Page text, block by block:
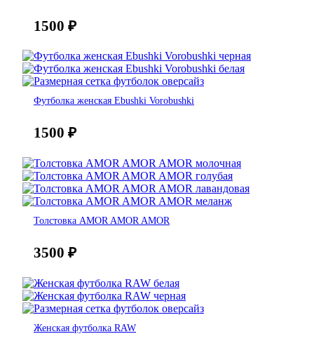
1500 ₽
Футболка женская Ebushki Vorobushki
1500 ₽
Толстовка AMOR AMOR AMOR
3500 ₽
Женская футболка RAW